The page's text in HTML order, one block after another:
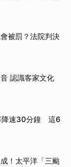
被罰？法院判決
認識客家文化
降速30分鐘 這6
！太平洋「三颱